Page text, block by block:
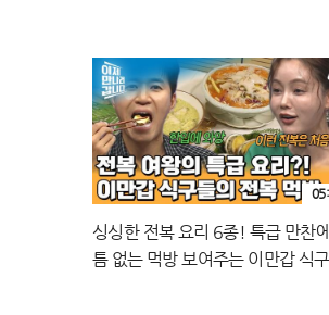
싱싱한 전복 요리 6종! 특급 만찬
틈 없는 먹방 보여주는 이만갑 식